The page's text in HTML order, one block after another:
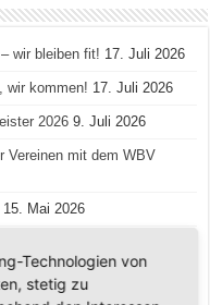
wir bleiben fit! 17. Juli 2026
wir kommen! 17. Juli 2026
2026 9. Juli 2026
Vereinen mit dem WBV
15. Mai 2026
zum fünften Mal in Folge
Technologien von
stetig zu